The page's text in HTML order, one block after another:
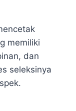
memiliki
dan
seleksinya